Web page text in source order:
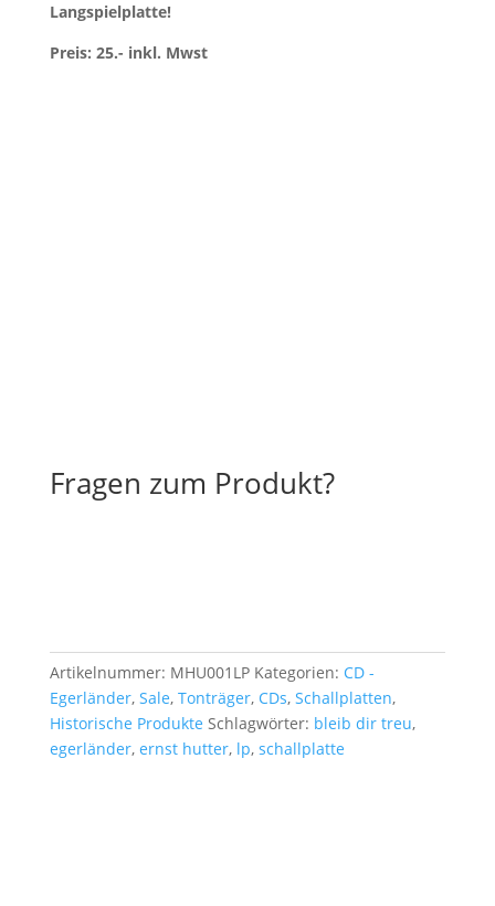
Langspielplatte!
Preis: 25.- inkl. Mwst
Fragen zum Produkt?
Artikelnummer: MHU001LP Kategorien: CD -
Egerländer, Sale, Tonträger, CDs, Schallplatten,
Historische Produkte Schlagwörter: bleib dir treu,
egerländer, ernst hutter, lp, schallplatte